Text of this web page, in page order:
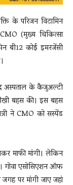
के परिजन विटामिन
(मुख्य चिकित्सा
बी12 कोई इमरजेंसी
अस्पताल के कैजुअल्टी
बहस की। इस बहस
ने CMO को सस्पेंड
माफी मांगी। लेकिन
गोवा एसोसिएशन ऑफ
पर मांगी जाए जहां